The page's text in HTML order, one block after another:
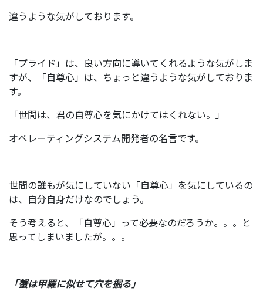
違うような気がしております。
「プライド」は、良い方向に導いてくれるような気がしま
すが、「自尊心」は、ちょっと違うような気がしておりま
す。
「世間は、君の自尊心を気にかけてはくれない。」
オペレーティングシステム開発者の名言です。
世間の誰もが気にしていない「自尊心」を気にしているの
は、自分自身だけなのでしょう。
そう考えると、「自尊心」って必要なのだろうか。。。と
思ってしまいましたが。。。
「蟹は甲羅に似せて穴を掘る」